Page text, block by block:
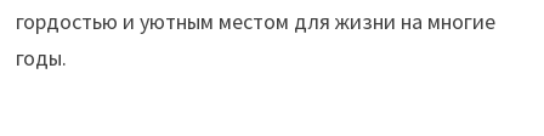
гордостью и уютным местом для жизни на многие
годы.